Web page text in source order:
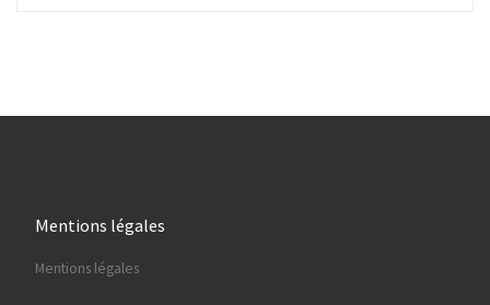
Mentions légales
Mentions légales